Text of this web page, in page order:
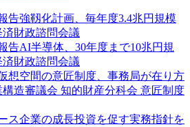
告強靱化計画、毎年度3.4兆円規模
済財政諮問会議
告AI半導体、30年度まで10兆円規
済財政諮問会議
想空間の意匠制度、事務局が在り方
構造審議会 知的財産分科会 意匠制度
ス企業の成長投資を促す実務指針を